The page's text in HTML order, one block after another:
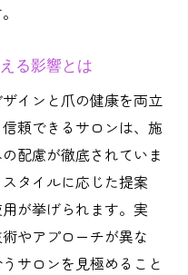
るネイル研究の方
ネイルの選び方
研究のコツとは
イルの選び方ガイド
に与えるメリット
で知っておきたい研
る影響とは
インと爪の健康を両立
頼できるサロンは、施
配慮が徹底されていま
タイルに応じた提案
が挙げられます。実
やアプローチが異な
サロンを見極めること